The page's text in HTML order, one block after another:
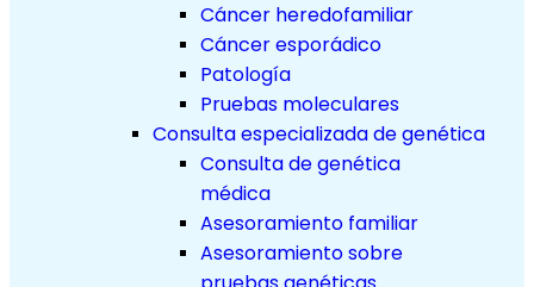
Cáncer heredofamiliar
Cáncer esporádico
Patología
Pruebas moleculares
Consulta especializada de genética
Consulta de genética
médica
Asesoramiento familiar
Asesoramiento sobre